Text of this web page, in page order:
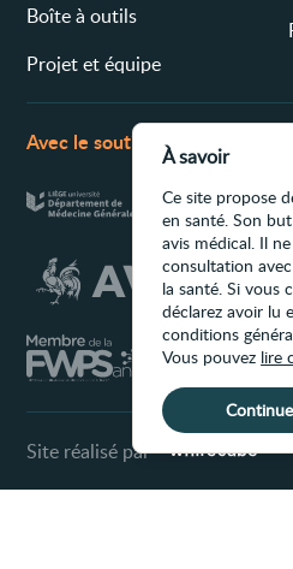
Boîte à outils
Projet et équipe
Avec le soutien de
Site réalisé par
À savoir
Ce site propose
en santé. Son
avis médical. Il
consultation
la santé. Si vous
déclarez avoir lu
conditions
Vous pouvez lire